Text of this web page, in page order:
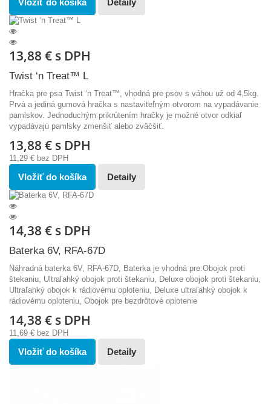
Vložiť do košíka Detaily
13,88 € s DPH
Twist ‘n Treat™ L
Hračka pre psa Twist ‘n Treat™, vhodná pre psov s váhou už od 4,5kg.
Prvá a jediná gumová hračka s nastaviteľným otvorom na vypadávanie
pamlskov. Jednoduchým prikrútením hračky je možné otvor odkiaľ
vypadávajú pamlsky zmenšiť alebo zväčšiť.
13,88 € s DPH
11,29 € bez DPH
Vložiť do košíka Detaily
14,38 € s DPH
Baterka 6V, RFA-67D
Náhradná baterka 6V, RFA-67D, Baterka je vhodná pre:Obojok proti
štekaniu, Ultraľahký obojok proti štekaniu, Deluxe obojok proti štekaniu,
Ultraľahký obojok k rádiovému oploteniu, Deluxe ultraľahký obojok k
rádiovému oploteniu, Obojok pre bezdrôtové oplotenie
14,38 € s DPH
11,69 € bez DPH
Vložiť do košíka Detaily